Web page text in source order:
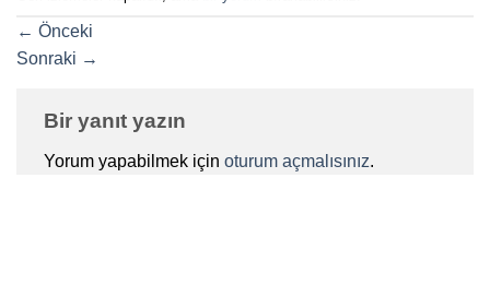
← Önceki
Sonraki →
Bir yanıt yazın
Yorum yapabilmek için oturum açmalısınız.